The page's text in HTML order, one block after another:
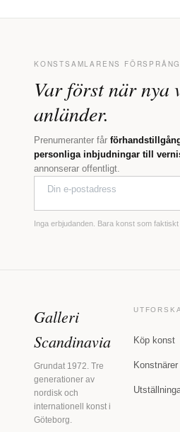
KONSTSAMLARENS FÖRSPRÅNG
Var först när nya
anländer.
Prenumeranter får
personliga inbjudningar till
annonserar offentligt.
Inga erbjudanden. Bara konst som faktiskt
Galleri
Scandinavia
Grundat 1972. Tre
generationer av
nordisk och
internationell konst i
Göteborg.
Köp konst
Konstnärer